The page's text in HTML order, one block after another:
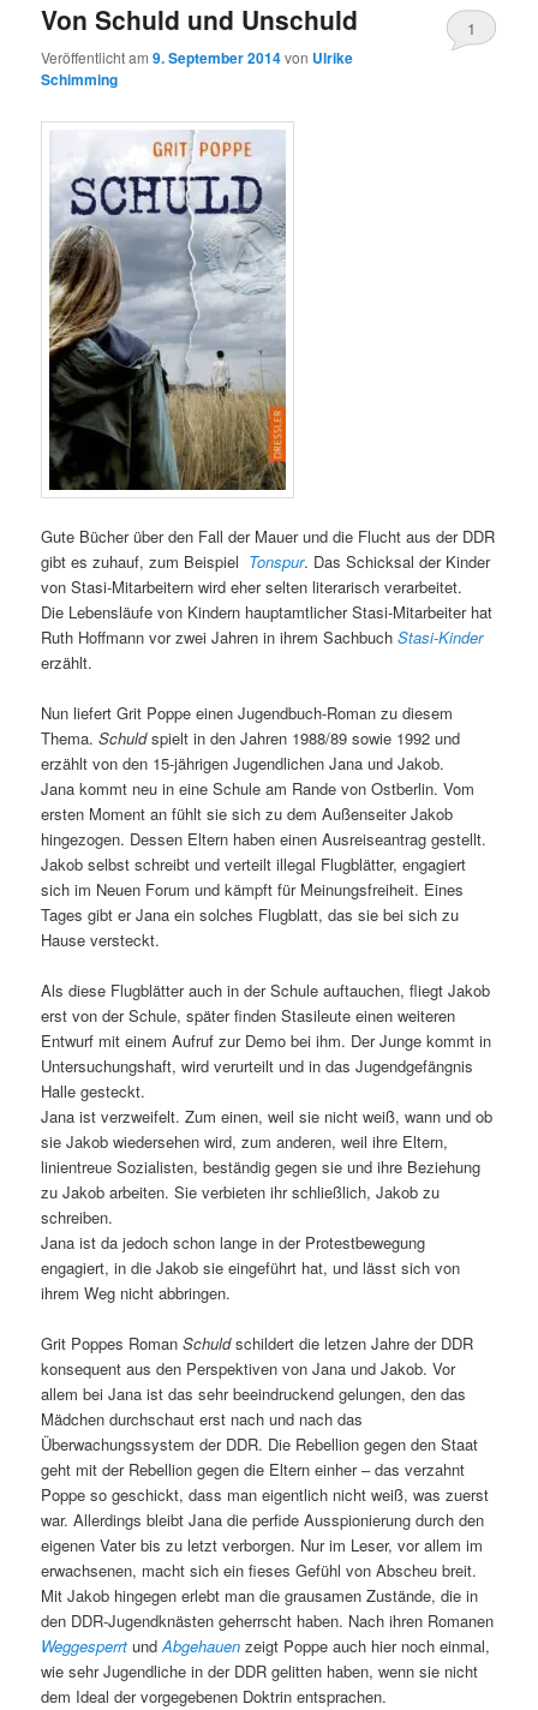
Von Schuld und Unschuld
Veröffentlicht am9. September 2014von Ulrike
Schimming
1
Gute Bücher über den Fall der Mauer und die Flucht aus der DDR
gibt es zuhauf, zum Beispiel Tonspur. Das Schicksal der Kinder
von Stasi-Mitarbeitern wird eher selten literarisch verarbeitet.
Die Lebensläufe von Kindern hauptamtlicher Stasi-Mitarbeiter hat
Ruth Hoffmann vor zwei Jahren in ihrem SachbuchStasi-Kinder
erzählt.
Nun liefert Grit Poppe einen Jugendbuch-Roman zu diesem
Thema.Schuldspielt in den Jahren 1988/89 sowie 1992 und
erzählt von den 15-jährigen Jugendlichen Jana und Jakob.
Jana kommt neu in eine Schule am Rande von Ostberlin. Vom
ersten Moment an fühlt sie sich zu dem Außenseiter Jakob
hingezogen. Dessen Eltern haben einen Ausreiseantrag gestellt.
Jakob selbst schreibt und verteilt illegal Flugblätter, engagiert
sich im Neuen Forum und kämpft für Meinungsfreiheit. Eines
Tages gibt er Jana ein solches Flugblatt, das sie bei sich zu
Hause versteckt.
Als diese Flugblätter auch in der Schule auftauchen, fliegt Jakob
erst von der Schule, später finden Stasileute einen weiteren
Entwurf mit einem Aufruf zur Demo bei ihm. Der Junge kommt in
Untersuchungshaft, wird verurteilt und in das Jugendgefängnis
Halle gesteckt.
Jana ist verzweifelt. Zum einen, weil sie nicht weiß, wann und ob
sie Jakob wiedersehen wird, zum anderen, weil ihre Eltern,
linientreue Sozialisten, beständig gegen sie und ihre Beziehung
zu Jakob arbeiten. Sie verbieten ihr schließlich, Jakob zu
schreiben.
Jana ist da jedoch schon lange in der Protestbewegung
engagiert, in die Jakob sie eingeführt hat, und lässt sich von
ihrem Weg nicht abbringen.
Grit Poppes RomanSchuldschildert die letzen Jahre der DDR
konsequent aus den Perspektiven von Jana und Jakob. Vor
allem bei Jana ist das sehr beeindruckend gelungen, den das
Mädchen durchschaut erst nach und nach das
Überwachungssystem der DDR. Die Rebellion gegen den Staat
geht mit der Rebellion gegen die Eltern einher – das verzahnt
Poppe so geschickt, dass man eigentlich nicht weiß, was zuerst
war. Allerdings bleibt Jana die perfide Ausspionierung durch den
eigenen Vater bis zu letzt verborgen. Nur im Leser, vor allem im
erwachsenen, macht sich ein fieses Gefühl von Abscheu breit.
Mit Jakob hingegen erlebt man die grausamen Zustände, die in
den DDR-Jugendknästen geherrscht haben. Nach ihren Romanen
Weggesperrt und Abgehauen zeigt Poppe auch hier noch einmal,
wie sehr Jugendliche in der DDR gelitten haben, wenn sie nicht
dem Ideal der vorgegebenen Doktrin entsprachen.